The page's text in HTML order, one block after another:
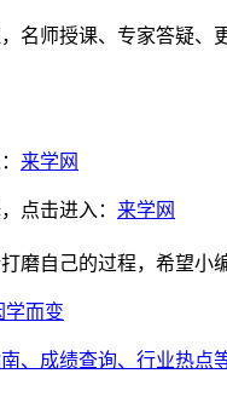
名师授课、专家答疑、
来学网
点击进入： 来学网
磨自己的过程，希望小
而变
、成绩查询、行业热点